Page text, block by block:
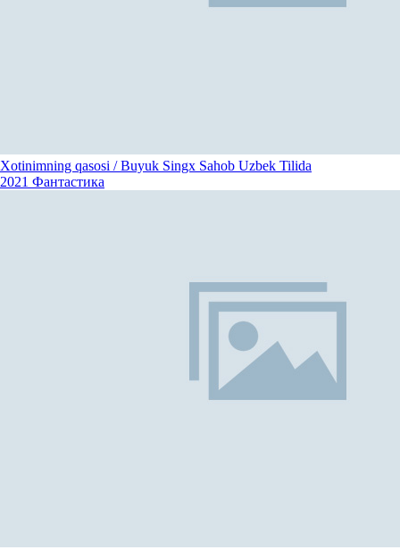
Xotinimning qasosi / Buyuk Singx Sahob Uzbek Tilida
2021 Фантастика